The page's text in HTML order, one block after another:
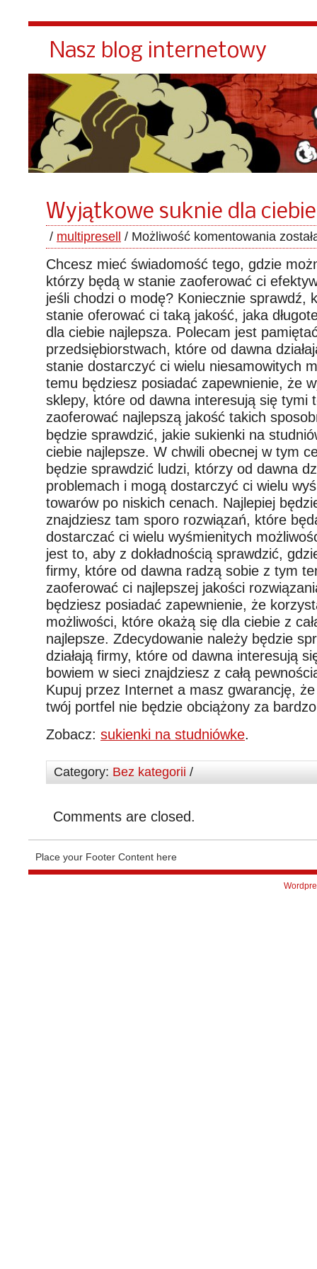
Nasz blog internetowy
Wyjątkowe suknie dla ciebie
/ multipresell / Możliwość komentowania
Chcesz mieć świadomość tego, gdzie
którzy będą w stanie zaoferować ci
jeśli chodzi o modę? Koniecznie sprawdź,
stanie oferować ci taką jakość, jaka
dla ciebie najlepsza. Polecam jest
przedsiębiorstwach, które od dawna
stanie dostarczyć ci wielu niesamowitych
temu będziesz posiadać zapewnienie, że
sklepy, które od dawna interesują się tymi
zaoferować najlepszą jakość takich
będzie sprawdzić, jakie sukienki na
ciebie najlepsze. W chwili obecnej w tym
będzie sprawdzić ludzi, którzy od dawna
problemach i mogą dostarczyć ci wielu
towarów po niskich cenach. Najlepiej
znajdziesz tam sporo rozwiązań, które
dostarczać ci wielu wyśmienitych
jest to, aby z dokładnością sprawdzić,
firmy, które od dawna radzą sobie z tym
zaoferować ci najlepszej jakości
będziesz posiadać zapewnienie, że
możliwości, które okażą się dla ciebie z
najlepsze. Zdecydowanie należy będzie
działają firmy, które od dawna interesują
bowiem w sieci znajdziesz z całą
Kupuj przez Internet a masz gwarancję, że
twój portfel nie będzie obciążony za
Zobacz: sukienki na studniówke.
Category: Bez kategorii /
Comments are closed.
Place your Footer Content here